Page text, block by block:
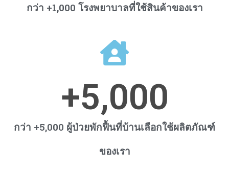
กว่า +1,000 โรงพยาบาลที่ใช้สินค้าของเรา
+5,000
กว่า +5,000 ผู้ป่วยพักฟื้นที่บ้านเลือกใช้ผลิตภัณฑ์
ของเรา